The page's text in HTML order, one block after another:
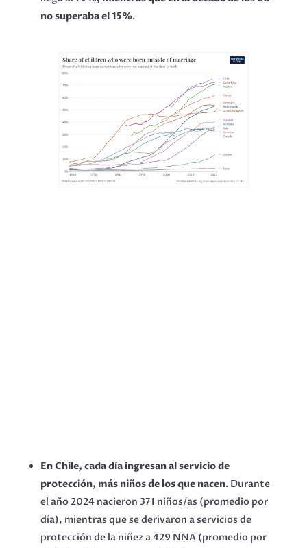
no superaba el 15%.
En Chile, cada día ingresan al servicio de
protección, más niños de los que nacen. Durante
el año 2024 nacieron 371 niños/as (promedio por
día), mientras que se derivaron a servicios de
protección de la niñez a 429 NNA (promedio por